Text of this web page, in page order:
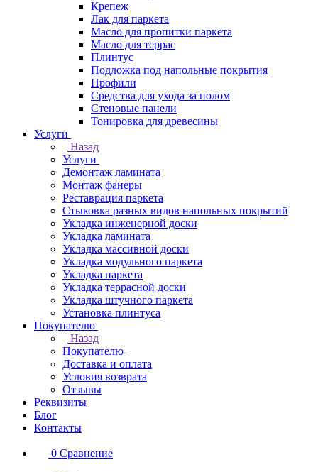
Крепеж
Лак для паркета
Масло для пропитки паркета
Масло для террас
Плинтус
Подложка под напольные покрытия
Профили
Средства для ухода за полом
Стеновые панели
Тонировка для древесины
Услуги
Назад
Услуги
Демонтаж ламината
Монтаж фанеры
Реставрация паркета
Стыковка разных видов напольных покрытий
Укладка инженерной доски
Укладка ламината
Укладка массивной доски
Укладка модульного паркета
Укладка паркета
Укладка террасной доски
Укладка штучного паркета
Установка плинтуса
Покупателю
Назад
Покупателю
Доставка и оплата
Условия возврата
Отзывы
Реквизиты
Блог
Контакты
0 Сравнение